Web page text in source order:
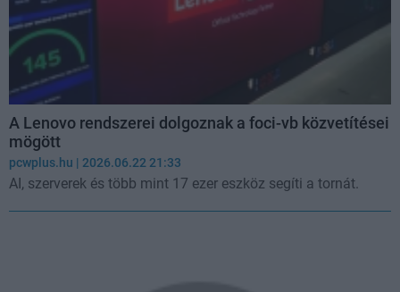
A Lenovo rendszerei dolgoznak a foci-vb közvetítései
mögött
pcwplus.hu | 2026.06.22 21:33
AI, szerverek és több mint 17 ezer eszköz segíti a tornát.